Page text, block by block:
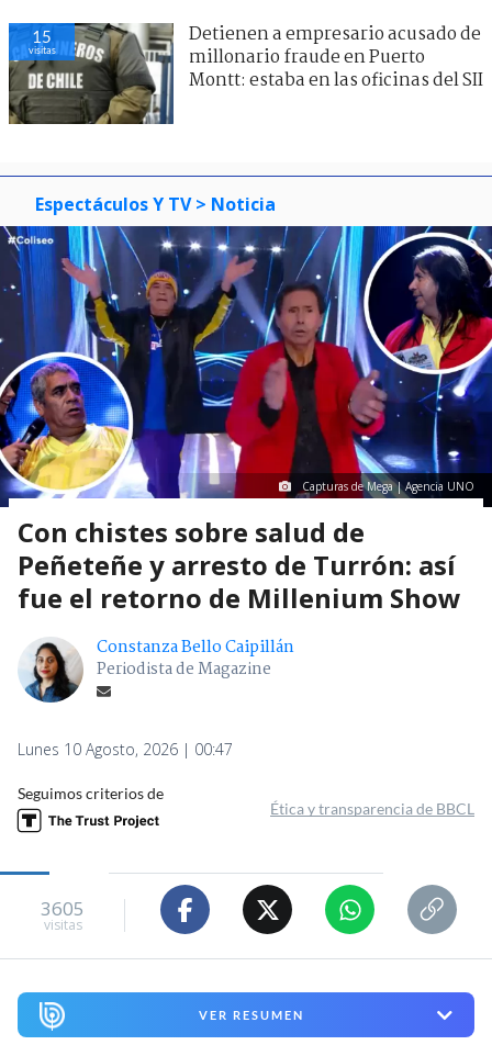
15
visitas
Detienen a empresario acusado de
millonario fraude en Puerto
Montt: estaba en las oficinas del SII
Espectáculos Y TV > Noticia
Capturas de Mega | Agencia UNO
Con chistes sobre salud de
Peñeteñe y arresto de Turrón: así
fue el retorno de Millenium Show
Constanza Bello Caipillán
Periodista de Magazine
Lunes 10 Agosto, 2026 | 00:47
Seguimos criterios de
Ética y transparencia de BBCL
3605
visitas
VER RESUMEN